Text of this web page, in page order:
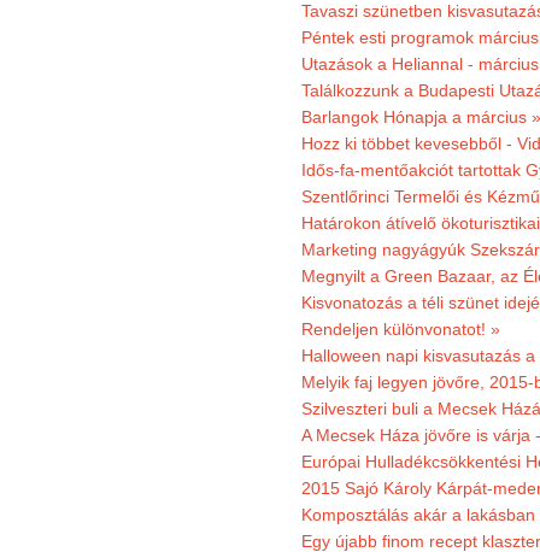
Tavaszi szünetben
Péntek esti programok
Utazások a Heliannal -
Találkozzunk a Budapesti
Barlangok Hónapja a március »
Hozz ki többet kevesebből -
Idős-fa-mentőakciót tartottak
Szentlőrinci Termelői és
Határokon átívelő
Marketing nagyágyúk
Megnyilt a Green Bazaar, az
Kisvonatozás a téli szünet
Rendeljen különvonatot! »
Halloween napi kisvasutazás
Melyik faj legyen jövőre,
Szilveszteri buli a Mecsek
A Mecsek Háza jövőre is várja
Európai Hulladékcsökkentési
2015 Sajó Károly Kárpát-
Komposztálás akár a lakásban
Egy újabb finom recept